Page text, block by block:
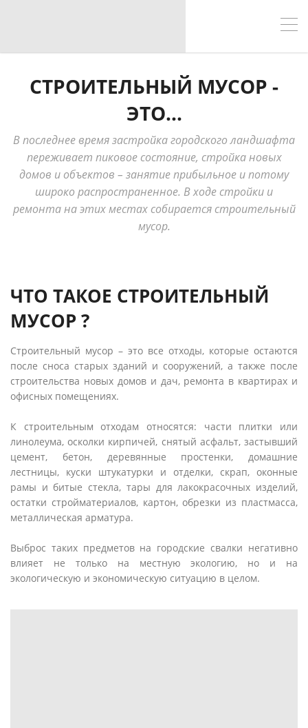
СТРОИТЕЛЬНЫЙ МУСОР -
ЭТО...
В последнее время застройка городского ландшафта
переживает пиковое состояние, стройка новых
домов и объектов – занятие прибыльное и потому
широко распространенное. В ходе стройки и
ремонта на этих местах собирается строительный
мусор.
ЧТО ТАКОЕ СТРОИТЕЛЬНЫЙ
МУСОР ?
Строительный мусор – это все отходы, которые остаются
после сноса старых зданий и сооружений, а также после
строительства новых домов и дач, ремонта в квартирах и
офисных помещениях.
К строительным отходам относятся: части плитки или
линолеума, осколки кирпичей, снятый асфальт, застывший
цемент, бетон, деревянные простенки, домашние
лестницы, куски штукатурки и отделки, скрап, оконные
рамы и битые стекла, тары для лакокрасочных изделий,
остатки стройматериалов, картон, обрезки из пластмасса,
металлическая арматура.
Выброс таких предметов на городские свалки негативно
влияет не только на местную экологию, но и на
экологическую и экономическую ситуацию в целом.